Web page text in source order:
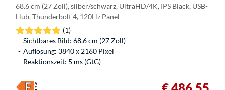
68.6 cm (27 Zoll), silber/schwarz, UltraHD/4K, IPS Black, USB-
Hub, Thunderbolt 4, 120Hz Panel
(1)
Sichtbares Bild: 68,6 cm (27 Zoll)
Auflösung: 3840 x 2160 Pixel
Reaktionszeit: 5 ms (GtG)